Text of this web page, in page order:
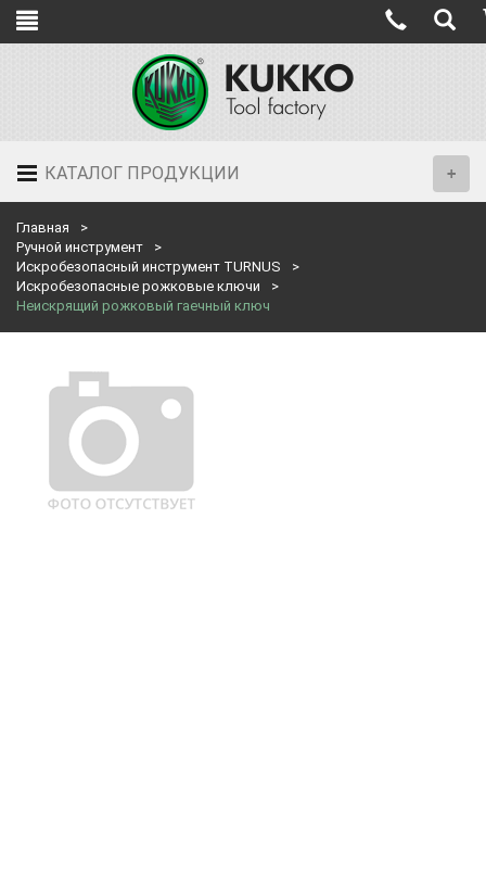
КАТАЛОГ ПРОДУКЦИИ
Главная
Ручной инструмент
Искробезопасный инструмент TURNUS
Искробезопасные рожковые ключи
Неискрящий рожковый гаечный ключ